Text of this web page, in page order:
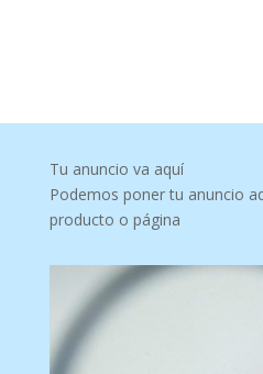
Tu anuncio va aquí
Podemos poner tu anuncio
producto o página